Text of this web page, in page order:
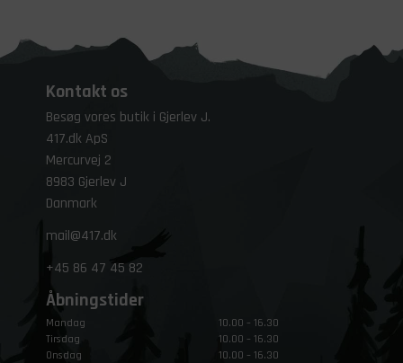
Kontakt os
Besøg vores butik i Gjerlev J.
417.dk ApS
Mercurvej 2
8983 Gjerlev J
Danmark
mail@417.dk
+45 86 47 45 82
Åbningstider
Mandag
10.00 – 16.30
Tirsdag
10.00 – 16.30
Onsdag
10.00 – 16.30